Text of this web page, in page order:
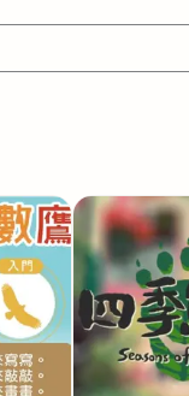
計 軟體開發
作 P圖改圖修圖
行銷服務 室內設計
援
生產設計
自我介紹 業務外
篇文案短 影片製作